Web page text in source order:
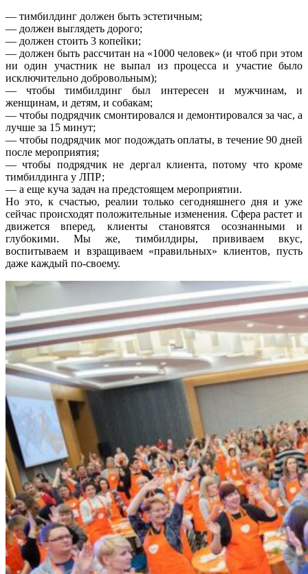
— тимбилдинг должен быть эстетичным;
— должен выглядеть дорого;
— должен стоить 3 копейки;
— должен быть рассчитан на «1000 человек» (и чтоб при этом
ни один участник не выпал из процесса и участие было
исключительно добровольным);
— чтобы тимбилдинг был интересен и мужчинам, и
женщинам, и детям, и собакам;
— чтобы подрядчик смонтировался и демонтировался за час, а
лучше за 15 минут;
— чтобы подрядчик мог подождать оплаты, в течение 90 дней
после мероприятия;
— чтобы подрядчик не дергал клиента, потому что кроме
тимбилдинга у ЛПР;
— а еще куча задач на предстоящем мероприятии.
Но это, к счастью, реалии только сегодняшнего дня и уже
сейчас происходят положительные изменения. Сфера растет и
движется вперед, клиенты становятся осознанными и
глубокими. Мы же, тимбилдиры, прививаем вкус,
воспитываем и взращиваем «правильных» клиентов, пусть
даже каждый по-своему.